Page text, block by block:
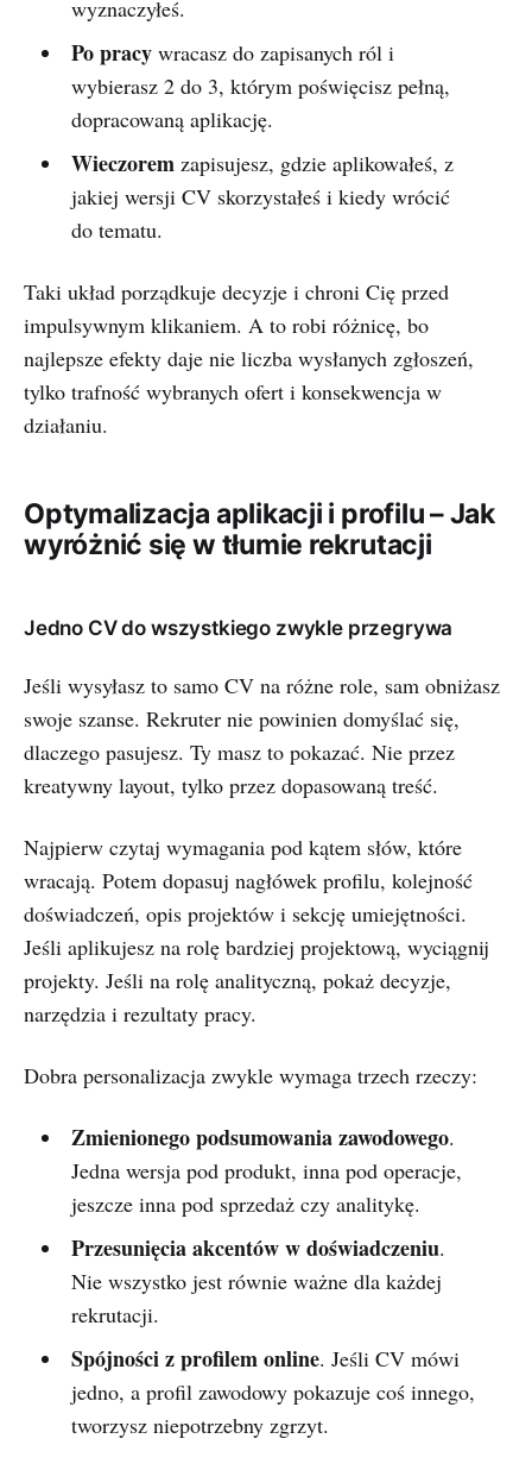
wyznaczyłeś.
Po pracywracasz do zapisanych ról i
wybierasz 2 do 3, którym poświęcisz pełną,
dopracowaną aplikację.
Wieczoremzapisujesz, gdzie aplikowałeś, z
jakiej wersji CV skorzystałeś i kiedy wrócić
do tematu.
Taki układ porządkuje decyzje i chroni Cię przed
impulsywnym klikaniem. A to robi różnicę, bo
najlepsze efekty daje nie liczba wysłanych zgłoszeń,
tylko trafność wybranych ofert i konsekwencja w
działaniu.
Optymalizacja aplikacji i profilu – Jak
wyróżnić się w tłumie rekrutacji
Jedno CV do wszystkiego zwykle przegrywa
Jeśli wysyłasz to samo CV na różne role, sam obniżasz
swoje szanse. Rekruter nie powinien domyślać się,
dlaczego pasujesz. Ty masz to pokazać. Nie przez
kreatywny layout, tylko przez dopasowaną treść.
Najpierw czytaj wymagania pod kątem słów, które
wracają. Potem dopasuj nagłówek profilu, kolejność
doświadczeń, opis projektów i sekcję umiejętności.
Jeśli aplikujesz na rolę bardziej projektową, wyciągnij
projekty. Jeśli na rolę analityczną, pokaż decyzje,
narzędzia i rezultaty pracy.
Dobra personalizacja zwykle wymaga trzech rzeczy:
Zmienionego podsumowania zawodowego.
Jedna wersja pod produkt, inna pod operacje,
jeszcze inna pod sprzedaż czy analitykę.
Przesunięcia akcentów w doświadczeniu.
Nie wszystko jest równie ważne dla każdej
rekrutacji.
Spójności z profilem online. Jeśli CV mówi
jedno, a profil zawodowy pokazuje coś innego,
tworzysz niepotrzebny zgrzyt.